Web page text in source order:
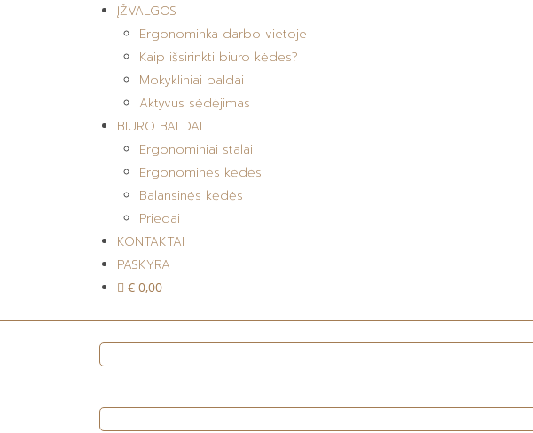
ĮŽVALGOS
Ergonominka darbo vietoje
Kaip išsirinkti biuro kėdes?
Mokykliniai baldai
Aktyvus sėdėjimas
BIURO BALDAI
Ergonominiai stalai
Ergonominės kėdės
Balansinės kėdės
Priedai
KONTAKTAI
PASKYRA
€ 0,00